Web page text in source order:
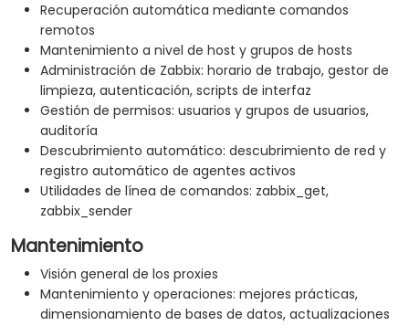
Recuperación automática mediante comandos
remotos
Mantenimiento a nivel de host y grupos de hosts
Administración de Zabbix: horario de trabajo, gestor de
limpieza, autenticación, scripts de interfaz
Gestión de permisos: usuarios y grupos de usuarios,
auditoría
Descubrimiento automático: descubrimiento de red y
registro automático de agentes activos
Utilidades de línea de comandos: zabbix_get,
zabbix_sender
Mantenimiento
Visión general de los proxies
Mantenimiento y operaciones: mejores prácticas,
dimensionamiento de bases de datos, actualizaciones